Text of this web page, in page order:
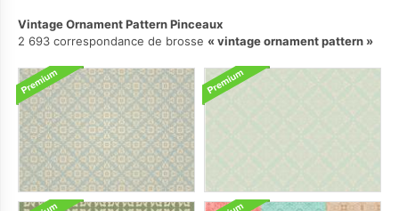
Vintage Ornament Pattern Pinceaux
2 693 correspondance de brosse
vintage ornament pattern